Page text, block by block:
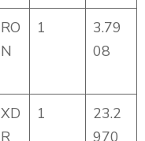
RO
N
1
3.79
08
XD
R
1
23.2
970